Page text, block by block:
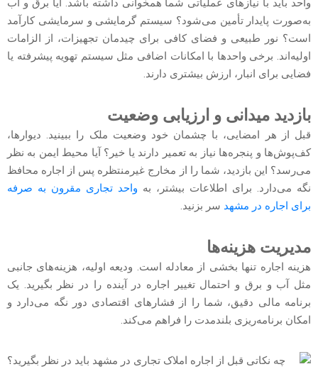
واحد باید با نیازهای عملیاتی شما همخوانی داشته باشد. آیا برق و آب
به‌صورت پایدار تأمین می‌شود؟ سیستم گرمایشی و سرمایشی کارآمد
است؟ نور طبیعی و فضای کافی برای چیدمان تجهیزات، از الزامات
اولیه‌اند. برخی واحدها با امکانات اضافی مثل سیستم تهویه پیشرفته یا
فضایی برای انبار، ارزش بیشتری دارند.
بازدید میدانی و ارزیابی وضعیت
قبل از هر امضایی، با چشمان خود وضعیت ملک را ببینید. دیوارها،
کف‌پوش‌ها‌ و پنجره‌ها نیاز به تعمیر دارند یا خیر؟ آیا محیط ایمن به نظر
می‌رسد؟ این بازدید، شما را از مخارج غیرمنتظره پس از اجاره محافظ
نگه می‌دارد. برای اطلاعات بیشتر، به واحد تجاری مقرون به صرفه
برای اجاره در مشهد سر بزنید.
مدیریت هزینه‌ها
هزینه اجاره تنها بخشی از معادله است. ودیعه اولیه، هزینه‌های جانبی
مثل آب و برق‌ و احتمال تغییر اجاره در آینده را در نظر بگیرید. یک
برنامه مالی دقیق، شما را از فشارهای اقتصادی دور نگه می‌دارد و
امکان برنامه‌ریزی بلندمدت را فراهم می‌کند.